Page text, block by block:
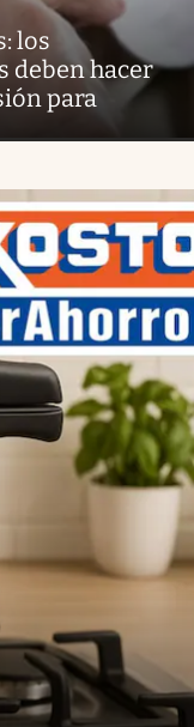
los
deben hacer
para